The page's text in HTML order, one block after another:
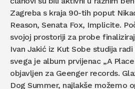
Zagreba s kraja 90-tih poput
Reason, Senata Fox, Implicite.
svojoj prostoriji za probe
Ivan Jakić iz Kut Sobe studija
svega je album prvijenac „A
objavljen za Geenger records.
Dog Summer, najlakše možemo